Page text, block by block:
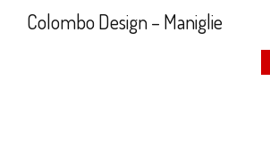
Colombo Design – Maniglie